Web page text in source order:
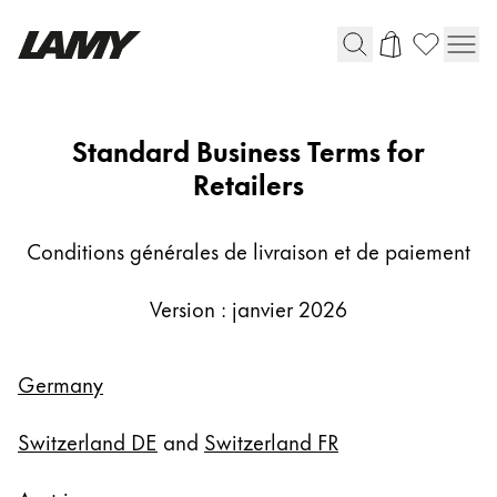
Stylo à pression/à vis
Roller
Pour Android
AGB-Standard Business Terms for
Retailers
Conditions générales de livraison et de paiement
Version : janvier 2026
Germany
Switzerland DE and Switzerland FR